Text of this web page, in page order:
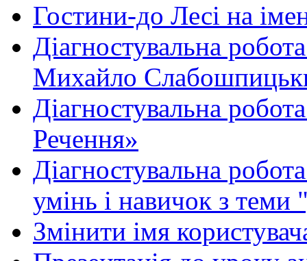
Гостини-до Лесі на
Діагностувальна
Михайло
Діагностувальна
Речення»
Діагностувальна
умінь і навичок з теми
Змінити імя